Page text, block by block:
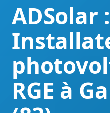
ADSolar :
RGE à